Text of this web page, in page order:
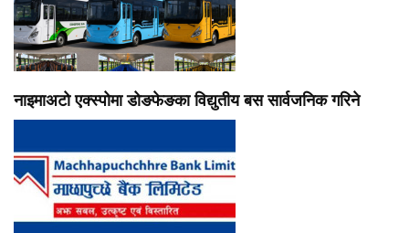
नाइमाअटो एक्स्पोमा डोङफेङका विद्युतीय बस सार्वजनिक गरिने